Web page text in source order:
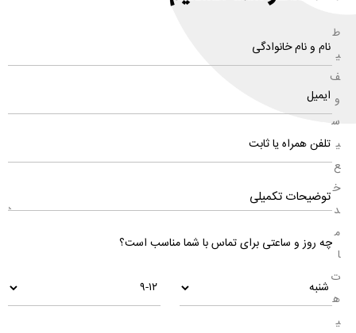
ط
ی
ف
و
س
ی
ع
خ
د
م
ا
ت
ه
ی
چه روز و ساعتی برای تماس با شما مناسب است؟